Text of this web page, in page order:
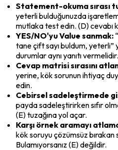
Statement-okuma sırası
yeterli bulduğunuzda
mutlaka test edin. (D) cevabı
YES/NO'yu Value sanmak:
tane çift sayı buldum, yeterli”
durumlar aynı yanıtı vermelidir.
Cevap matrisi sırasını
yerine, kök sorunun ihtiyaç
edin.
Cebirsel sadeleştirmede
payda sadeleştirirken sıfır
(E) tuzağına yol açar.
Karşı örnek aramayı
kök soruyu çözümsüz
Bulamıyorsanız (E) değildir.